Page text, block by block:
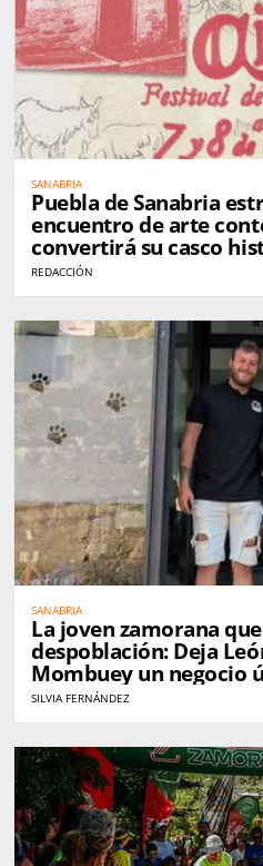
SANABRIA
Puebla de Sanabria
encuentro de arte
convertirá su casco
al aire libre
REDACCIÓN
SANABRIA
La joven zamorana
despoblación: Deja
Mombuey un negocio
SILVIA FERNÁNDEZ